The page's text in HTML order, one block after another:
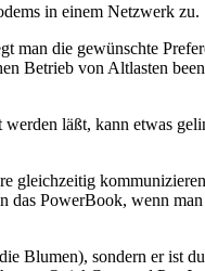
in einem Netzwerk zu.
man die gewünschte
Betrieb von Altlasten
läßt, kann etwas
das PowerBook, wenn
Blumen), sondern er ist